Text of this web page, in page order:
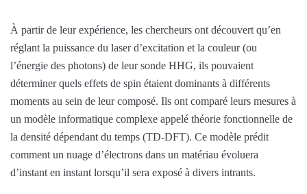
À partir de leur expérience, les chercheurs ont découvert qu’en
réglant la puissance du laser d’excitation et la couleur (ou
l’énergie des photons) de leur sonde HHG, ils pouvaient
déterminer quels effets de spin étaient dominants à différents
moments au sein de leur composé. Ils ont comparé leurs mesures à
un modèle informatique complexe appelé théorie fonctionnelle de
la densité dépendant du temps (TD-DFT). Ce modèle prédit
comment un nuage d’électrons dans un matériau évoluera
d’instant en instant lorsqu’il sera exposé à divers intrants.